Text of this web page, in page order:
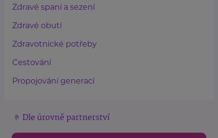
Zdravé spaní a sezení
Zdravé obutí
Zdravotnické potřeby
Cestování
Propojování generací
Dle úrovně partnerství